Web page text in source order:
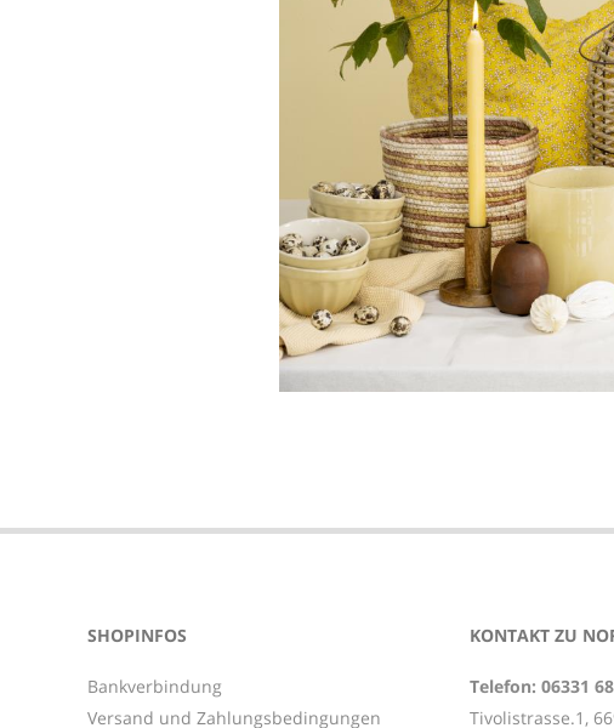
SHOPINFOS
Bankverbindung
Versand und Zahlungsbedingungen
KONTAKT ZU
Telefon: 06331
Tivolistrasse.1,